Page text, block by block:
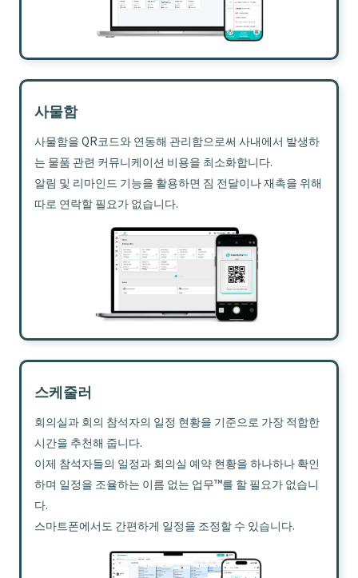
사물함
사물함을 QR코드와 연동해 관리함으로써 사내에서 발생하
는 물품 관련 커뮤니케이션 비용을 최소화합니다.
알림 및 리마인드 기능을 활용하면 짐 전달이나 재촉을 위해
따로 연락할 필요가 없습니다.
스케줄러
회의실과 회의 참석자의 일정 현황을 기준으로 가장 적합한
시간을 추천해 줍니다.
이제 참석자들의 일정과 회의실 예약 현황을 하나하나 확인
하며 일정을 조율하는 이름 없는 업무™를 할 필요가 없습니
다.
스마트폰에서도 간편하게 일정을 조정할 수 있습니다.